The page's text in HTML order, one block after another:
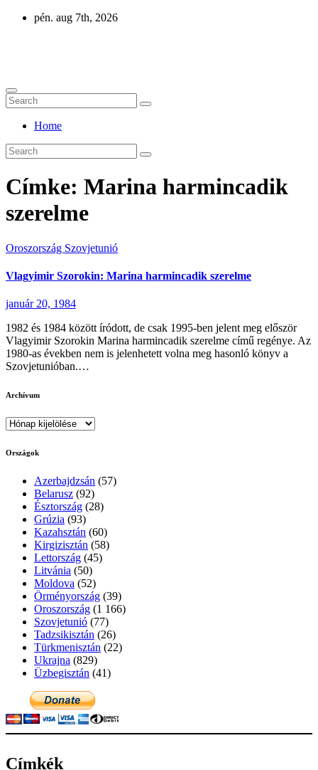
Skip
pén. aug 7th, 2026
Home
Címke: Marina harmincadik
szerelme
Oroszország Szovjetunió
Vlagyimir Szorokin: Marina harmincadik szerelme
január 20, 1984
1982 és 1984 között íródott, de csak 1995-ben jelent meg először
Vlagyimir Szorokin Marina harmincadik szerelme című regénye. Az
1980-as években nem is jelenhetett volna meg hasonló könyv a
Szovjetunióban.…
Archívum
Archívum
Országok
Azerbajdzsán (57)
Belarusz (92)
Észtország (28)
Grúzia (93)
Kazahsztán (60)
Kirgizisztán (58)
Lettország (45)
Litvánia (50)
Moldova (52)
Örményország (39)
Oroszország (1 166)
Szovjetunió (77)
Tadzsikisztán (26)
Türkmenisztán (22)
Ukrajna (829)
Üzbegisztán (41)
Címkék